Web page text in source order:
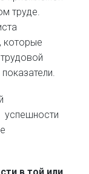
труде.
которые
успешности